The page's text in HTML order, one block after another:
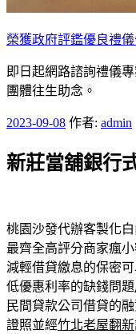
榮獲政府評鑑優良禮儀
即日起網路諮詢禮儀
團體往生助念。
發
於
2023-09-08 作者: admin
新莊當舖銀行
桃園沙發代辦客製化
最齊全高評分商家瘋
減輕借貸繳息的保密
低優惠利率的缺錢問題
民間貸款公司借貸的
證照並經竹北老屋翻新